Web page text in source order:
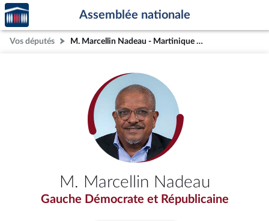
Aller au contenu
Aller en bas de la page
Accèder
à la
page
d'accueil
Assemblée nationale
Vos députés M. Marcellin Nadeau - Martinique (2e circonscription)
M. Marcellin Nadeau
Gauche Démocrate et Républicaine